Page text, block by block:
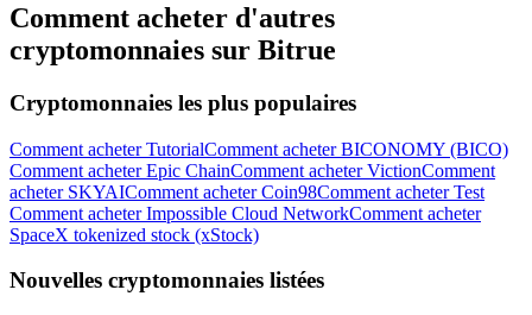
Centre de
récompenses
Comment acheter d'autres
cryptomonnaies sur Bitrue
Cryptomonnaies les plus populaires
Comment acheter TutorialComment acheter BICONOMY (BICO)
Comment acheter Epic ChainComment acheter VictionComment
acheter SKYAIComment acheter Coin98Comment acheter Test
Comment acheter Impossible Cloud NetworkComment acheter
SpaceX tokenized stock (xStock)
Nouvelles cryptomonnaies listées